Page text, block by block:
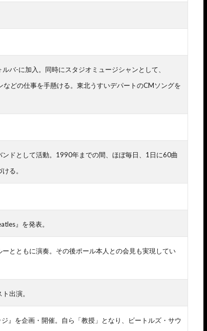
バ-に加入。同時にスタジオミュージシャンとして、
どの仕事を手懸ける。東北うすいデパートのCMソングを
ドとして活動。1990年までの間、ほぼ毎日、1日に60曲
る。
』を発表。
とともに演奏。その後ポール本人との会見も実現してい
出演。
』を企画・開催。自ら「教授」となり、ビートルズ・サウ